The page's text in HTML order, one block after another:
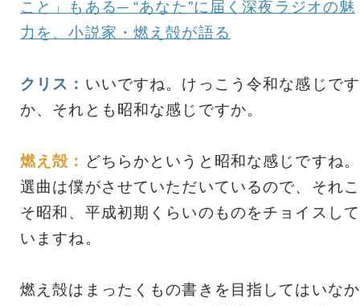
こと」もある─ “あなた”に届く深夜ラジオの魅
力を、小説家・燃え殻が語る
クリス： いいですね。けっこう令和な感じです
か、それとも昭和な感じですか。
燃え殻： どちらかというと昭和な感じですね。
選曲は僕がさせていただいているので、それこ
そ昭和、平成初期くらいのものをチョイスして
いますね。
燃え殻はまったくもの書きを目指してはいなか